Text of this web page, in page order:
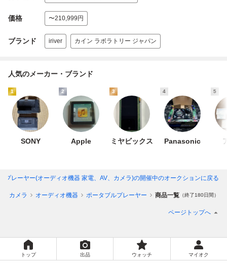
価格 〜210,999円
ブランド iriver カイン ラボラトリー ジャパン
人気のメーカー・ブランド
1
SONY
2
Apple
3
ミヤビックス
4
Panasonic
5
プレーヤー(オーディオ機器 家電、AV、カメラ)の開催中のオークションに戻る
、カメラ オーディオ機器 ポータブルプレーヤー 商品一覧 （終了180日間）
ページトップへ
トップ 出品 ウォッチ マイオク